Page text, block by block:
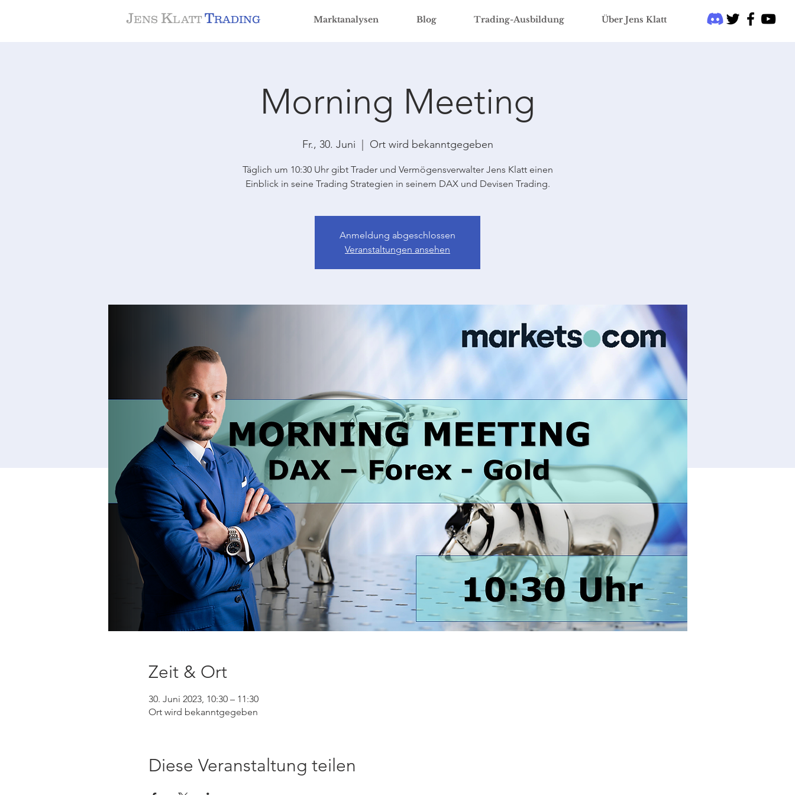
JENS KLATT TRADING Marktanalysen Blog Trading-Ausbildung Über Jens Klatt
Morning Meeting
Fr., 30. Juni Ort wird bekanntgegeben
Täglich um 10:30 Uhr gibt Trader und Vermögensverwalter Jens Klatt einen
Einblick in seine Trading Strategien in seinem DAX und Devisen Trading.
Anmeldung abgeschlossen
Veranstaltungen ansehen
Zeit & Ort
30. Juni 2023, 10:30 – 11:30
Ort wird bekanntgegeben
Diese Veranstaltung teilen